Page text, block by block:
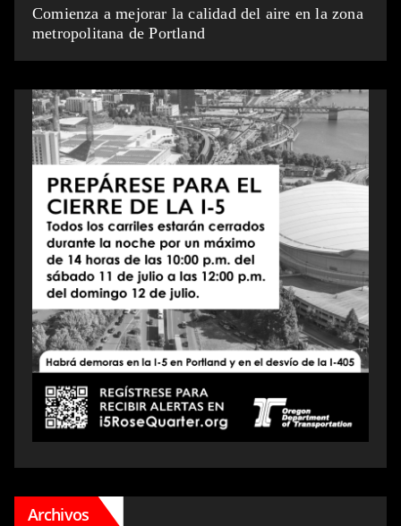
Comienza a mejorar la calidad del aire en la zona
metropolitana de Portland
Archivos